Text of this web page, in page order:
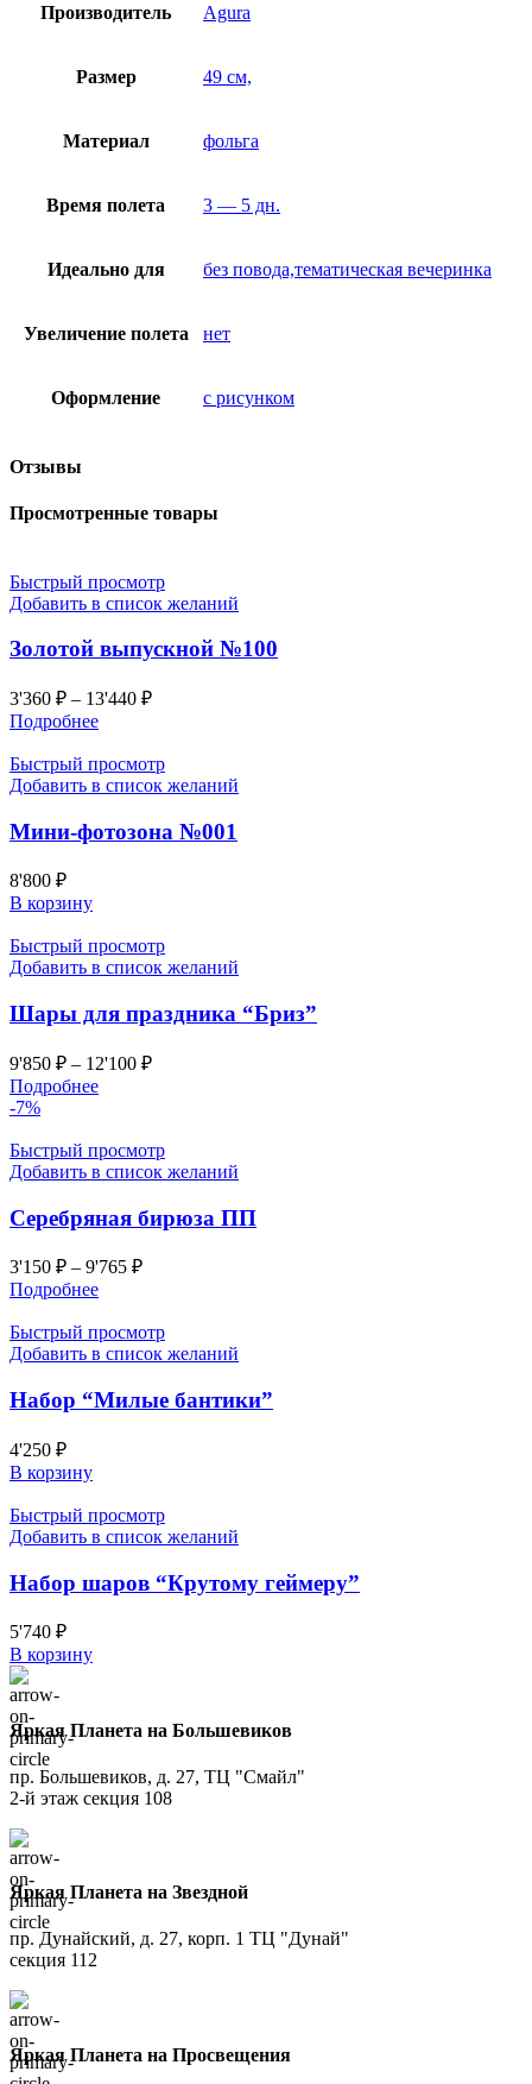
Производитель Agura
Размер 49 см,
Материал фольга
Время полета 3 — 5 дн.
Идеально для без повода,тематическая вечеринка
Увеличение полета нет
Оформление с рисунком
Отзывы
Просмотренные товары
Быстрый просмотр
Добавить в список желаний
Золотой выпускной №100
3'360 ₽ – 13'440 ₽
Подробнее
Быстрый просмотр
Добавить в список желаний
Мини-фотозона №001
8'800 ₽
В корзину
Быстрый просмотр
Добавить в список желаний
Шары для праздника “Бриз”
9'850 ₽ – 12'100 ₽
Подробнее
-7%
Быстрый просмотр
Добавить в список желаний
Серебряная бирюза ПП
3'150 ₽ – 9'765 ₽
Подробнее
Быстрый просмотр
Добавить в список желаний
Набор “Милые бантики”
4'250 ₽
В корзину
Быстрый просмотр
Добавить в список желаний
Набор шаров “Крутому геймеру”
5'740 ₽
В корзину
Яркая Планета на Большевиков
пр. Большевиков, д. 27, ТЦ "Смайл"
2-й этаж секция 108
Яркая Планета на Звездной
пр. Дунайский, д. 27, корп. 1 ТЦ "Дунай"
секция 112
Яркая Планета на Просвещения